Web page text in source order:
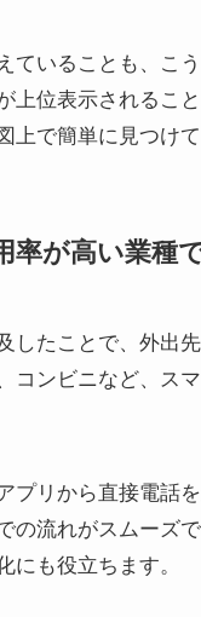
ていることも、こ
上位表示されるこ
上で簡単に見つけ
率が高い業種
したことで、外出
コンビニなど、ス
プリから直接電話
の流れがスムーズ
にも役立ちます。